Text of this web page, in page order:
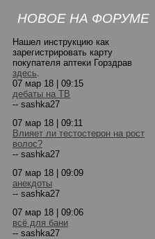
НОВОЕ НА ФОРУМЕ
Нашел инструкцию как
зарегистрировать карту
покупателя аптеки Горздрав
здесь.
07 мар 18 | 09:15
дебаты на ТВ
-- sashka27
07 мар 18 | 09:11
Влияет ли тестостерон на рост
волос?
-- sashka27
07 мар 18 | 09:09
анекдоты
-- sashka27
07 мар 18 | 09:06
всё для бани
-- sashka27